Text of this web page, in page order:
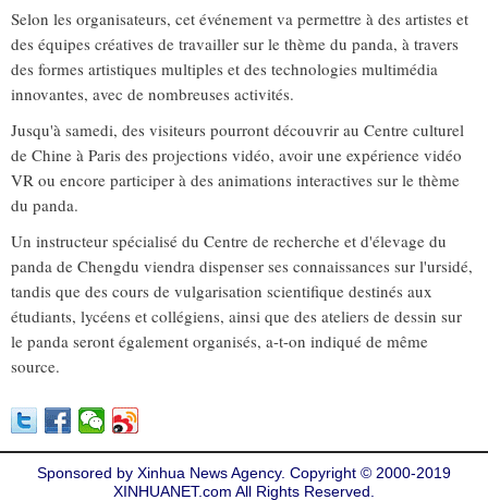
Selon les organisateurs, cet événement va permettre à des artistes et
des équipes créatives de travailler sur le thème du panda, à travers
des formes artistiques multiples et des technologies multimédia
innovantes, avec de nombreuses activités.
Jusqu'à samedi, des visiteurs pourront découvrir au Centre culturel
de Chine à Paris des projections vidéo, avoir une expérience vidéo
VR ou encore participer à des animations interactives sur le thème
du panda.
Un instructeur spécialisé du Centre de recherche et d'élevage du
panda de Chengdu viendra dispenser ses connaissances sur l'ursidé,
tandis que des cours de vulgarisation scientifique destinés aux
étudiants, lycéens et collégiens, ainsi que des ateliers de dessin sur
le panda seront également organisés, a-t-on indiqué de même
source.
Sponsored by Xinhua News Agency. Copyright © 2000-2019
XINHUANET.com All Rights Reserved.